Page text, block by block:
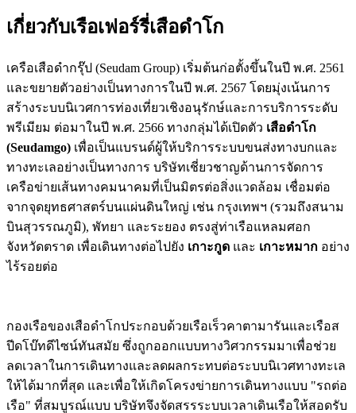
เกี่ยวกับเรือเฟอร์รี่เสือดำโก
เครือเสือดำกรุ๊ป (Seudam Group) เริ่มต้นก่อตั้งขึ้นในปี พ.ศ. 2561
และขยายตัวอย่างเป็นทางการในปี พ.ศ. 2567 โดยมุ่งเน้นการ
สร้างระบบนิเวศการท่องเที่ยวเชิงอนุรักษ์และการบริการระดับ
พรีเมียม ต่อมาในปี พ.ศ. 2566 ทางกลุ่มได้เปิดตัว เสือดำโก
(Seudamgo) เพื่อเป็นแบรนด์ผู้ให้บริการระบบขนส่งทางบกและ
ทางทะเลอย่างเป็นทางการ บริษัทเชี่ยวชาญด้านการจัดการ
เครือข่ายเส้นทางคมนาคมที่เป็นมิตรต่อสิ่งแวดล้อม เชื่อมต่อ
จากจุดยุทธศาสตร์บนแผ่นดินใหญ่ เช่น กรุงเทพฯ (รวมถึงสนาม
บินสุวรรณภูมิ), พัทยา และระยอง ตรงสู่ท่าเรือแหลมศอก
จังหวัดตราด เพื่อเดินทางต่อไปยัง เกาะกูด และ เกาะหมาก อย่าง
ไร้รอยต่อ
กองเรือของเสือดำโกประกอบด้วยเรือเร็วคาตามารันและเรือส
ปีดโบ๊ทดีไซน์ทันสมัย ซึ่งถูกออกแบบทางวิศวกรรมมาเพื่อช่วย
ลดเวลาในการเดินทางและลดผลกระทบต่อระบบนิเวศทางทะเล
ให้ได้มากที่สุด และเพื่อให้เกิดโครงข่ายการเดินทางแบบ "รถต่อ
เรือ" ที่สมบูรณ์แบบ บริษัทจึงจัดสรรระบบเวลาเดินเรือให้สอดรับ